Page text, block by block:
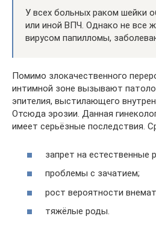
У всех больных раком шейки
или иной ВПЧ. Однако не все
вирусом папилломы,
Помимо злокачественного
интимной зоне вызывают
эпителия, выстилающего
Отсюда эрозии. Данная
имеет серьёзные последствия.
запрет на естественные
проблемы с зачатием;
рост вероятности
тяжёлые роды.